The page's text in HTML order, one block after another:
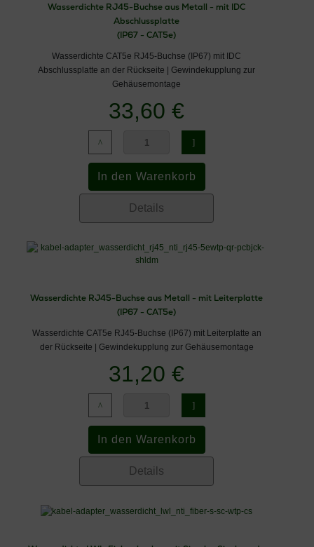
Wasserdichte RJ45-Buchse aus Metall - mit IDC
Abschlussplatte
(IP67 - CAT5e)
Wasserdichte CAT5e RJ45-Buchse (IP67) mit IDC
Abschlussplatte an der Rückseite | Gewindekupplung zur
Gehäusemontage
33,60 €
Details
Wasserdichte RJ45-Buchse aus Metall - mit Leiterplatte
(IP67 - CAT5e)
Wasserdichte CAT5e RJ45-Buchse (IP67) mit Leiterplatte an
der Rückseite | Gewindekupplung zur Gehäusemontage
31,20 €
Details